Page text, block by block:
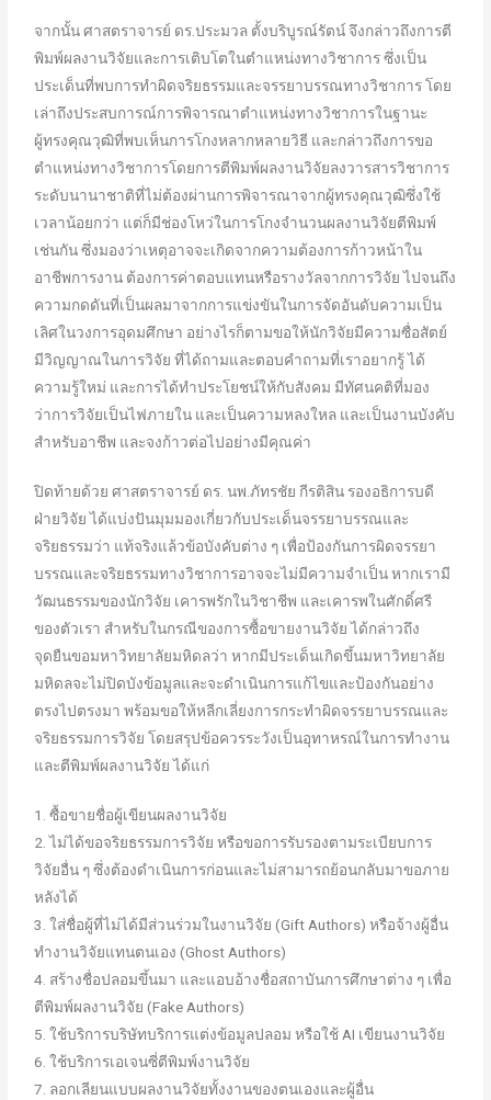
จากนั้น ศาสตราจารย์ ดร.ประมวล ตั้งบริบูรณ์รัตน์ จึงกล่าวถึงการตี
พิมพ์ผลงานวิจัยและการเติบโตในตำแหน่งทางวิชาการ ซึ่งเป็น
ประเด็นที่พบการทำผิดจริยธรรมและจรรยาบรรณทางวิชาการ โดย
เล่าถึงประสบการณ์การพิจารณาตำแหน่งทางวิชาการในฐานะ
ผู้ทรงคุณวุฒิที่พบเห็นการโกงหลากหลายวิธี และกล่าวถึงการขอ
ตำแหน่งทางวิชาการโดยการตีพิมพ์ผลงานวิจัยลงวารสารวิชาการ
ระดับนานาชาติที่ไม่ต้องผ่านการพิจารณาจากผู้ทรงคุณวุฒิซึ่งใช้
เวลาน้อยกว่า แต่ก็มีช่องโหว่ในการโกงจำนวนผลงานวิจัยตีพิมพ์
เช่นกัน ซึ่งมองว่าเหตุอาจจะเกิดจากความต้องการก้าวหน้าใน
อาชีพการงาน ต้องการค่าตอบแทนหรือรางวัลจากการวิจัย ไปจนถึง
ความกดดันที่เป็นผลมาจากการแข่งขันในการจัดอันดับความเป็น
เลิศในวงการอุดมศึกษา อย่างไรก็ตามขอให้นักวิจัยมีความซื่อสัตย์
มีวิญญาณในการวิจัย ที่ได้ถามและตอบคำถามที่เราอยากรู้ ได้
ความรู้ใหม่ และการได้ทำประโยชน์ให้กับสังคม มีทัศนคติที่มอง
ว่าการวิจัยเป็นไฟภายใน และเป็นความหลงใหล และเป็นงานบังคับ
สำหรับอาชีพ และจงก้าวต่อไปอย่างมีคุณค่า
ปิดท้ายด้วย ศาสตราจารย์ ดร. นพ.ภัทรชัย กีรติสิน รองอธิการบดี
ฝ่ายวิจัย ได้แบ่งปันมุมมองเกี่ยวกับประเด็นจรรยาบรรณและ
จริยธรรมว่า แท้จริงแล้วข้อบังคับต่าง ๆ เพื่อป้องกันการผิดจรรยา
บรรณและจริยธรรมทางวิชาการอาจจะไม่มีความจำเป็น หากเรามี
วัฒนธรรมของนักวิจัย เคารพรักในวิชาชีพ และเคารพในศักดิ์ศรี
ของตัวเรา สำหรับในกรณีของการซื้อขายงานวิจัย ได้กล่าวถึง
จุดยืนขอมหาวิทยาลัยมหิดลว่า หากมีประเด็นเกิดขึ้นมหาวิทยาลัย
มหิดลจะไม่ปิดบังข้อมูลและจะดำเนินการแก้ไขและป้องกันอย่าง
ตรงไปตรงมา พร้อมขอให้หลีกเลี่ยงการกระทำผิดจรรยาบรรณและ
จริยธรรมการวิจัย โดยสรุปข้อควรระวังเป็นอุทาหรณ์ในการทำงาน
และตีพิมพ์ผลงานวิจัย ได้แก่
1. ซื้อขายชื่อผู้เขียนผลงานวิจัย
2. ไม่ได้ขอจริยธรรมการวิจัย หรือขอการรับรองตามระเบียบการ
วิจัยอื่น ๆ ซึ่งต้องดำเนินการก่อนและไม่สามารถย้อนกลับมาขอภาย
หลังได้
3. ใส่ชื่อผู้ที่ไม่ได้มีส่วนร่วมในงานวิจัย (Gift Authors) หรือจ้างผู้อื่น
ทำงานวิจัยแทนตนเอง (Ghost Authors)
4. สร้างชื่อปลอมขึ้นมา และแอบอ้างชื่อสถาบันการศึกษาต่าง ๆ เพื่อ
ตีพิมพ์ผลงานวิจัย (Fake Authors)
5. ใช้บริการบริษัทบริการแต่งข้อมูลปลอม หรือใช้ AI เขียนงานวิจัย
6. ใช้บริการเอเจนซี่ตีพิมพ์งานวิจัย
7. ลอกเลียนแบบผลงานวิจัยทั้งงานของตนเองและผู้อื่น